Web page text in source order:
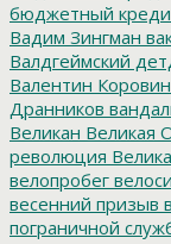
бюджетный
Вадим Зингман
Валдгеймский
Валентин Коровин
Дранников
Великан Великая
революция
велопробег
весенний призыв
пограничной